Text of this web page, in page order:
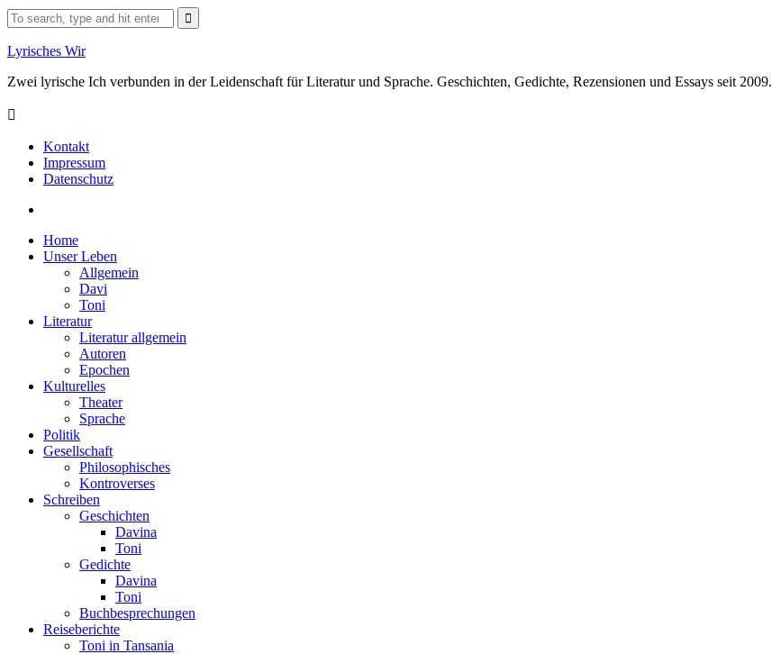
Skip
to
content
Search
for:
Lyrisches Wir
Zwei lyrische Ich verbunden in der Leidenschaft für Literatur und Sprache. Geschichten, Gedichte, Rezensionen und Essays seit 2009.
Kontakt
Impressum
Datenschutz
Home
Unser Leben
Allgemein
Davi
Toni
Literatur
Literatur allgemein
Autoren
Epochen
Kulturelles
Theater
Sprache
Politik
Gesellschaft
Philosophisches
Kontroverses
Schreiben
Geschichten
Davina
Toni
Gedichte
Davina
Toni
Buchbesprechungen
Reiseberichte
Toni in Tansania